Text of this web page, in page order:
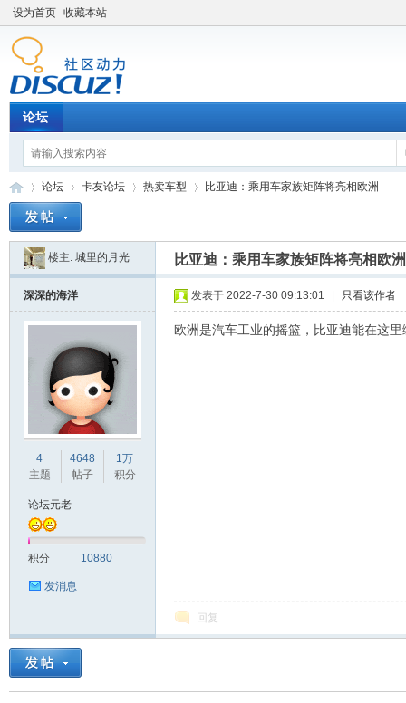
设为首页 收藏本站
论坛
»
论坛
›
卡友论坛
›
热卖车型
›
比亚迪：乘用车家族矩阵将亮相欧洲
楼主: 城里的月光 比亚迪：乘用车家族矩阵将亮相欧洲
深深的海洋
4
主题
4648
帖子
1万
积分
论坛元老
积分 10880
发消息
发表于 2022-7-30 09:13:01 只看该作者
欧洲是汽车工业的摇篮，比亚迪能在这
回复